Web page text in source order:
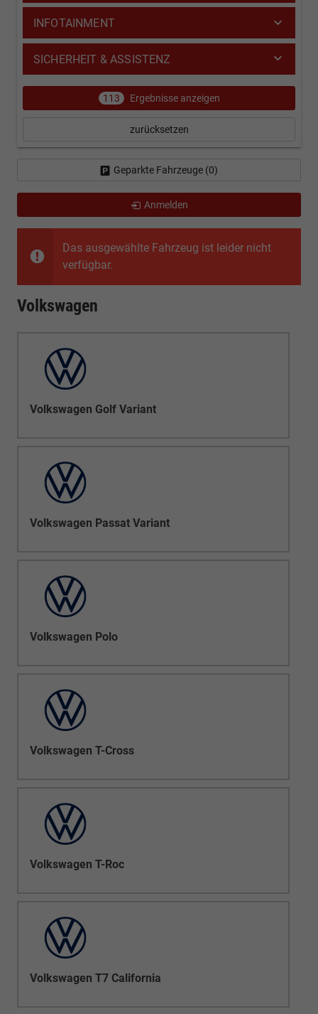
Das ausgewählte Fahrzeug ist leider nicht
verfügbar.
Volkswagen
Volkswagen Golf Variant
Volkswagen Passat Variant
Volkswagen Polo
Volkswagen T-Cross
Volkswagen T-Roc
Volkswagen T7 California
INFOTAINMENT
SICHERHEIT & ASSISTENZ
113 Ergebnisse anzeigen
zurücksetzen
Geparkte Fahrzeuge (0)
Anmelden